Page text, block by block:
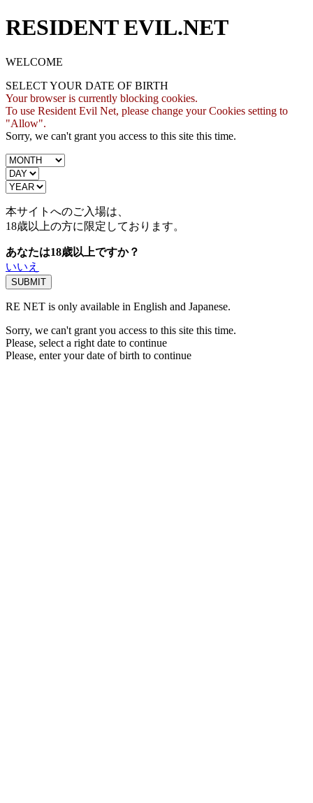
RESIDENT EVIL.NET
WELCOME
SELECT YOUR DATE OF BIRTH
Your browser is currently blocking cookies.
To use Resident Evil Net, please change your Cookies setting to
"Allow".
Sorry, we can't grant you access to this site this time.
本サイトへのご入場は、
18歳以上の方に限定しております。
あなたは18歳以上ですか？
いいえ
RE NET is only available in English and Japanese.
Sorry, we can't grant you access to this site this time.
Please, select a right date to continue
Please, enter your date of birth to continue